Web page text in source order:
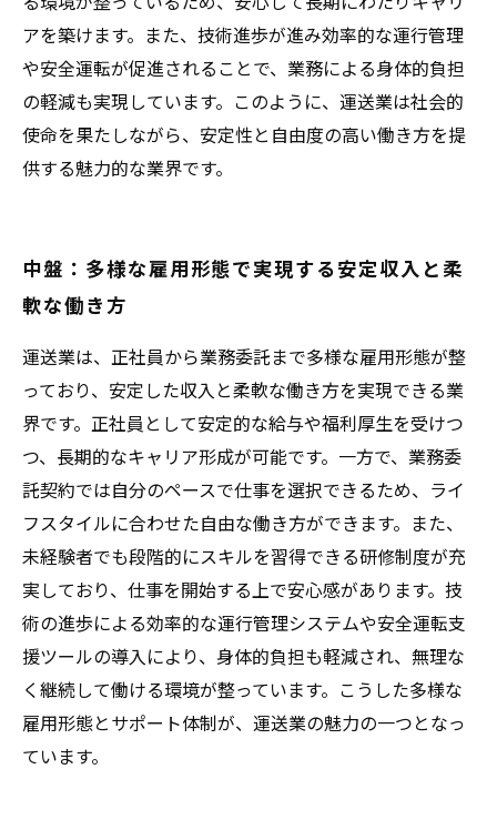
アを築けます。また、技術進歩が進み効率的な運行管理
や安全運転が促進されることで、業務による身体的負担
の軽減も実現しています。このように、運送業は社会的
使命を果たしながら、安定性と自由度の高い働き方を提
供する魅力的な業界です。
中盤：多様な雇用形態で実現する安定収入と柔
軟な働き方
運送業は、正社員から業務委託まで多様な雇用形態が整
っており、安定した収入と柔軟な働き方を実現できる業
界です。正社員として安定的な給与や福利厚生を受けつ
つ、長期的なキャリア形成が可能です。一方で、業務委
託契約では自分のペースで仕事を選択できるため、ライ
フスタイルに合わせた自由な働き方ができます。また、
未経験者でも段階的にスキルを習得できる研修制度が充
実しており、仕事を開始する上で安心感があります。技
術の進歩による効率的な運行管理システムや安全運転支
援ツールの導入により、身体的負担も軽減され、無理な
く継続して働ける環境が整っています。こうした多様な
雇用形態とサポート体制が、運送業の魅力の一つとなっ
ています。